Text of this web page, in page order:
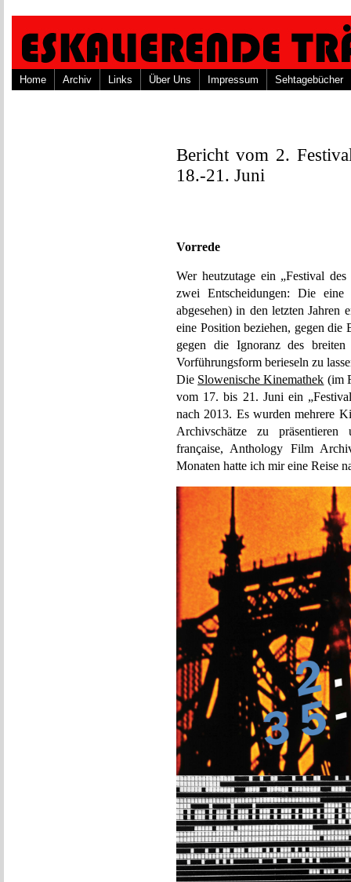
Home Archiv Links Über Uns Impressum Sehtagebücher
Bericht vom 2.
18.-21. Juni
Vorrede
Wer heutzutage ein „Festival
zwei Entscheidungen: Die
abgesehen) in den letzten Jahren
eine Position beziehen, gegen
gegen die Ignoranz des
Vorführungsform berieseln zu
Die Slowenische Kinemathek (im
vom 17. bis 21. Juni ein
nach 2013. Es wurden mehrere
Archivschätze zu präsentieren
française, Anthology Film
Monaten hatte ich mir eine Reise